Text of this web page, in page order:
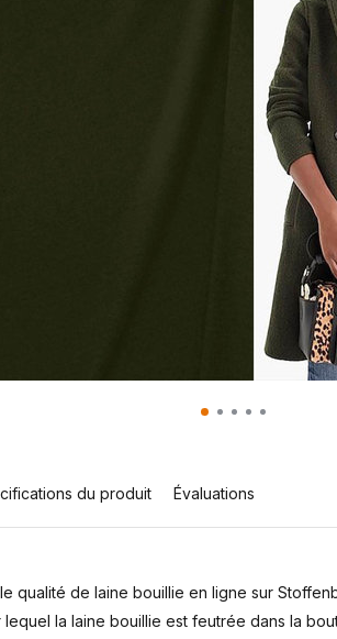
du produit Évaluations
qualité de laine bouillie en ligne sur
la laine bouillie est feutrée dans la